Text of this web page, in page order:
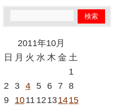
2011年10月
日 月 火 水 木 金 土
1
2
3 4 5 6 7
8
9
1011 12 131415